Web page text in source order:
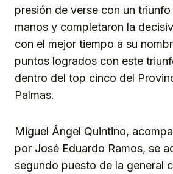
presión de verse con un
manos y completaron la
con el mejor tiempo a su
puntos logrados con este
dentro del top cinco del
Palmas.
Miguel Ángel Quintino,
por José Eduardo Ramos, se
segundo puesto de la general